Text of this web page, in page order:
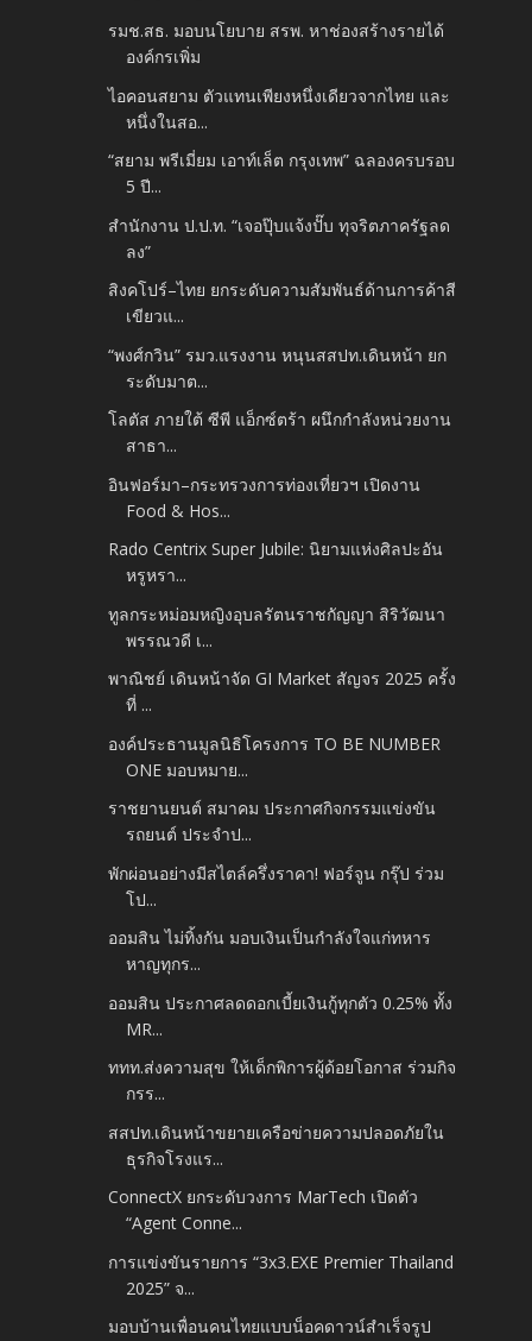
รมช.สธ. มอบนโยบาย สรพ. หาช่องสร้างรายได้
องค์กรเพิ่ม
ไอคอนสยาม ตัวแทนเพียงหนึ่งเดียวจากไทย และ
หนึ่งในสอ...
“สยาม พรีเมี่ยม เอาท์เล็ต กรุงเทพ” ฉลองครบรอบ
5 ปี...
สำนักงาน ป.ป.ท. “เจอปุ๊บแจ้งปั๊บ ทุจริตภาครัฐลด
ลง”
สิงคโปร์–ไทย ยกระดับความสัมพันธ์ด้านการค้าสี
เขียวแ...
“พงศ์กวิน” รมว.แรงงาน หนุนสสปท.เดินหน้า ยก
ระดับมาต...
โลตัส ภายใต้ ซีพี แอ็กซ์ตร้า ผนึกกำลังหน่วยงาน
สาธา...
อินฟอร์มา–กระทรวงการท่องเที่ยวฯ เปิดงาน
Food & Hos...
Rado Centrix Super Jubile: นิยามแห่งศิลปะอัน
หรูหรา...
ทูลกระหม่อมหญิงอุบลรัตนราชกัญญา สิริวัฒนา
พรรณวดี เ...
พาณิชย์ เดินหน้าจัด GI Market สัญจร 2025 ครั้ง
ที่ ...
องค์ประธานมูลนิธิโครงการ TO BE NUMBER
ONE มอบหมาย...
ราชยานยนต์ สมาคม ประกาศกิจกรรมแข่งขัน
รถยนต์ ประจำป...
พักผ่อนอย่างมีสไตล์ครึ่งราคา! ฟอร์จูน กรุ๊ป ร่วม
โป...
ออมสิน ไม่ทิ้งกัน มอบเงินเป็นกำลังใจแก่ทหาร
หาญทุกร...
ออมสิน ประกาศลดดอกเบี้ยเงินกู้ทุกตัว 0.25% ทั้ง
MR...
ททท.ส่งความสุข ให้เด็กพิการผู้ด้อยโอกาส ร่วมกิจ
กรร...
สสปท.เดินหน้าขยายเครือข่ายความปลอดภัยใน
ธุรกิจโรงแร...
ConnectX ยกระดับวงการ MarTech เปิดตัว
“Agent Conne...
การแข่งขันรายการ “3x3.EXE Premier Thailand
2025” จ...
มอบบ้านเพื่อนคนไทยแบบน็อคดาวน์สำเร็จรูป